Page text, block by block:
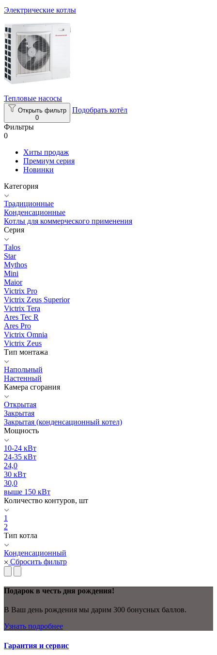
Электрические котлы
Тепловые насосы
Открыть фильтр
0
Подобрать котёл
Фильтры
0
Хиты продаж
Премиум серия
Новинки
Категория
Традиционные
Конденсационные
Котлы для коммерческого применения
Серия
Talos
Star
Mythos
Mini
Maior
Victrix Pro
Victrix Zeus Superior
Victrix Tera
Ares Tec R
Ares Pro
Victrix Omnia
Victrix Zeus
Тип монтажа
Напольный
Настенный
Камера сгорания
Открытая
Закрытая
Закрытая (конденсационный котел)
Мощность
10-24 кВт
24-35 кВт
24,0
30 кВт
30,0
выше 150 кВт
Количество контуров, шт
1
2
Тип котла
Конденсационный
Сбросить фильтр
Подарок в честь дня рождения!
В Ваш день рождения мы дарим 300 бонусных баллов.
Узнать подробнее
Гарантия и сервис